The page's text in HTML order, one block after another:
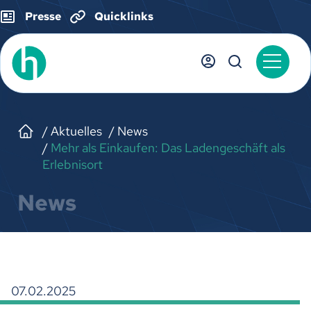
Presse Quicklinks
Aktuelles
News
Mehr als Einkaufen: Das Ladengeschäft als
Erlebnisort
News
07.02.2025